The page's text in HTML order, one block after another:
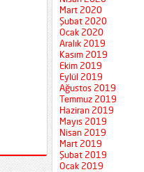
Mart 2020
Şubat 2020
Ocak 2020
Aralık 2019
Kasım 2019
Ekim 2019
Eylül 2019
Ağustos 2019
Temmuz 2019
Haziran 2019
Mayıs 2019
Nisan 2019
Mart 2019
Şubat 2019
Ocak 2019